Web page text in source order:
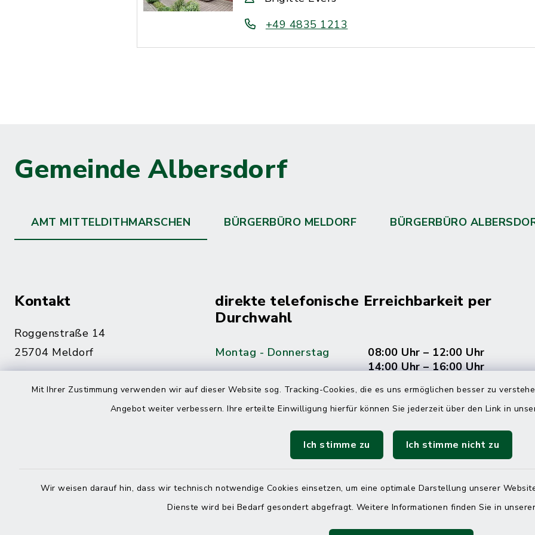
Mit Ihrer Zustimmung verwenden wir auf dieser Website sog. Tracking-Cookies, die es uns ermöglichen besser zu
Angebot weiter verbessern. Ihre erteilte Einwilligung hierfür können Sie jederzeit über den Link in
Ich stimme zu Ich stimme nicht zu
Wir weisen darauf hin, dass wir technisch notwendige Cookies einsetzen, um eine optimale Darstellung unserer
Dienste wird bei Bedarf gesondert abgefragt. Weitere Informationen finden Sie in
+49 4835 1213
Gemeinde Albersdorf
AMT MITTELDITHMARSCHEN BÜRGERBÜRO MELDORF BÜRGERBÜRO
Kontakt
Roggenstraße 14
25704 Meldorf
04832 6065-215
direkte telefonische Erreichbarkeit per
Durchwahl
Montag - Donnerstag
08:00 Uhr – 12:00 Uhr
14:00 Uhr – 16:00 Uhr
Freitag
08:00 Uhr – 12:00 Uhr
Online-Terminvereinbarung
Haben Sie ein dringendes Anliegen, finden aber online
keinen zeitnahen Termin? Rufen Sie uns gerne unter der
Telefonnummer 04832 6065 0 an!